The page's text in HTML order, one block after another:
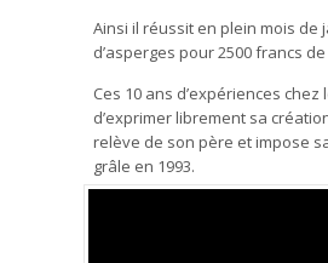
Ainsi il réussit en plein mois de
d’asperges pour 2500 francs
Ces 10 ans d’expériences
d’exprimer librement sa
relève de son père et impose
grâle en 1993.